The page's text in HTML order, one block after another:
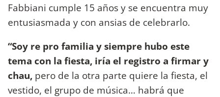
Fabbiani cumple 15 años y se encuentra muy
entusiasmada y con ansias de celebrarlo.
“Soy re pro familia y siempre hubo este
tema con la fiesta, iría el registro a firmar y
chau, pero de la otra parte quiere la fiesta, el
vestido, el grupo de música… habrá que